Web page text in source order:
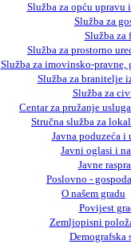
Služba za opću upravu
Služba za
Služba za
Služba za prostorno
Služba za imovinsko-pravne,
Služba za branitelje
Služba za
Centar za pružanje
Stručna služba za
Javna poduzeća i
Javni oglasi i
Javne
Poslovno -
O našem gradu
Povijest
Zemljopisni
Demografska